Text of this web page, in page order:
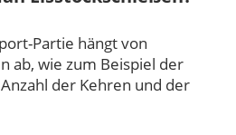
Partie hängt von
ab, wie zum Beispiel der
der Kehren und der